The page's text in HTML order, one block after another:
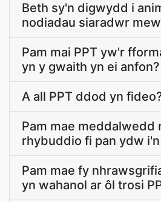
Beth sy'n digwydd i
nodiadau siaradwr
Pam mai PPT yw'r
yn y gwaith yn ei anfon?
A all PPT ddod yn
Pam mae meddalwedd
rhybuddio fi pan ydw i'n
Pam mae fy
yn wahanol ar ôl trosi